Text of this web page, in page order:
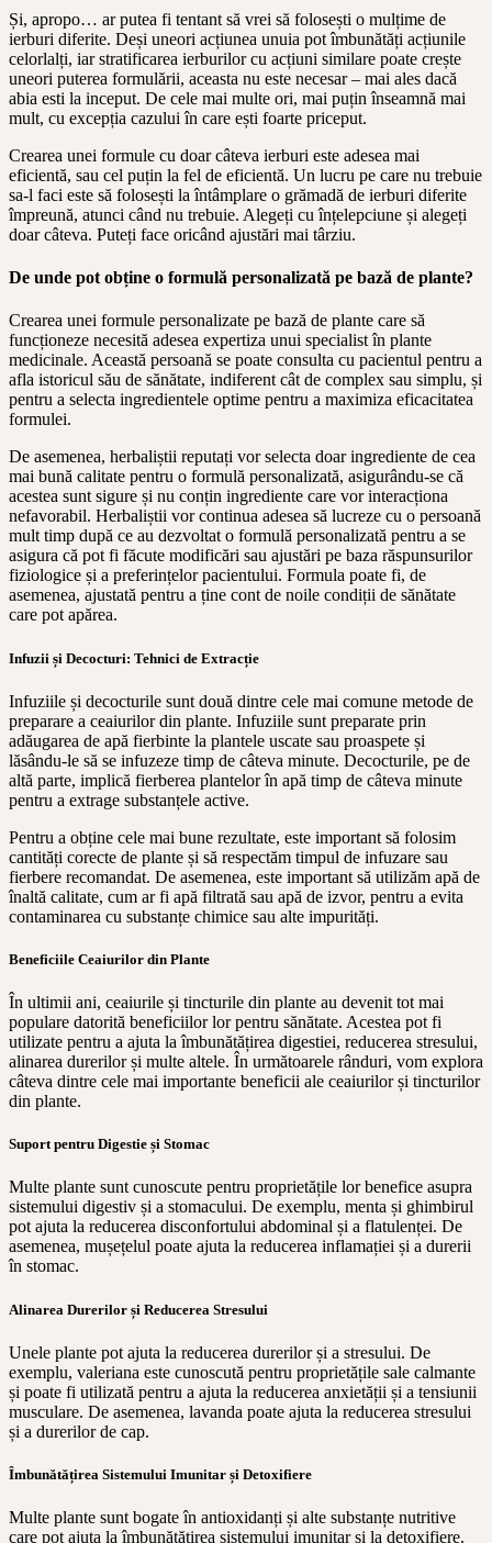
Și, apropo… ar putea fi tentant să vrei să folosești o mulțime de
ierburi diferite. Deși uneori acțiunea unuia pot îmbunătăți acțiunile
celorlalți, iar stratificarea ierburilor cu acțiuni similare poate crește
uneori puterea formulării, aceasta nu este necesar – mai ales dacă
abia esti la inceput. De cele mai multe ori, mai puțin înseamnă mai
mult, cu excepția cazului în care ești foarte priceput.
Crearea unei formule cu doar câteva ierburi este adesea mai
eficientă, sau cel puțin la fel de eficientă. Un lucru pe care nu trebuie
sa-l faci este să folosești la întâmplare o grămadă de ierburi diferite
împreună, atunci când nu trebuie. Alegeți cu înțelepciune și alegeți
doar câteva. Puteți face oricând ajustări mai târziu.
De unde pot obține o formulă personalizată pe bază de plante?
Crearea unei formule personalizate pe bază de plante care să
funcționeze necesită adesea expertiza unui specialist în plante
medicinale. Această persoană se poate consulta cu pacientul pentru a
afla istoricul său de sănătate, indiferent cât de complex sau simplu, și
pentru a selecta ingredientele optime pentru a maximiza eficacitatea
formulei.
De asemenea, herbaliștii reputați vor selecta doar ingrediente de cea
mai bună calitate pentru o formulă personalizată, asigurându-se că
acestea sunt sigure și nu conțin ingrediente care vor interacționa
nefavorabil. Herbaliștii vor continua adesea să lucreze cu o persoană
mult timp după ce au dezvoltat o formulă personalizată pentru a se
asigura că pot fi făcute modificări sau ajustări pe baza răspunsurilor
fiziologice și a preferințelor pacientului. Formula poate fi, de
asemenea, ajustată pentru a ține cont de noile condiții de sănătate
care pot apărea.
Infuzii și Decocturi: Tehnici de Extracție
Infuziile și decocturile sunt două dintre cele mai comune metode de
preparare a ceaiurilor din plante. Infuziile sunt preparate prin
adăugarea de apă fierbinte la plantele uscate sau proaspete și
lăsându-le să se infuzeze timp de câteva minute. Decocturile, pe de
altă parte, implică fierberea plantelor în apă timp de câteva minute
pentru a extrage substanțele active.
Pentru a obține cele mai bune rezultate, este important să folosim
cantități corecte de plante și să respectăm timpul de infuzare sau
fierbere recomandat. De asemenea, este important să utilizăm apă de
înaltă calitate, cum ar fi apă filtrată sau apă de izvor, pentru a evita
contaminarea cu substanțe chimice sau alte impurități.
Beneficiile Ceaiurilor din Plante
În ultimii ani, ceaiurile și tincturile din plante au devenit tot mai
populare datorită beneficiilor lor pentru sănătate. Acestea pot fi
utilizate pentru a ajuta la îmbunătățirea digestiei, reducerea stresului,
alinarea durerilor și multe altele. În următoarele rânduri, vom explora
câteva dintre cele mai importante beneficii ale ceaiurilor și tincturilor
din plante.
Suport pentru Digestie și Stomac
Multe plante sunt cunoscute pentru proprietățile lor benefice asupra
sistemului digestiv și a stomacului. De exemplu, menta și ghimbirul
pot ajuta la reducerea disconfortului abdominal și a flatulenței. De
asemenea, mușețelul poate ajuta la reducerea inflamației și a durerii
în stomac.
Alinarea Durerilor și Reducerea Stresului
Unele plante pot ajuta la reducerea durerilor și a stresului. De
exemplu, valeriana este cunoscută pentru proprietățile sale calmante
și poate fi utilizată pentru a ajuta la reducerea anxietății și a tensiunii
musculare. De asemenea, lavanda poate ajuta la reducerea stresului
și a durerilor de cap.
Îmbunătățirea Sistemului Imunitar și Detoxifiere
Multe plante sunt bogate în antioxidanți și alte substanțe nutritive
care pot ajuta la îmbunătățirea sistemului imunitar și la detoxifiere.